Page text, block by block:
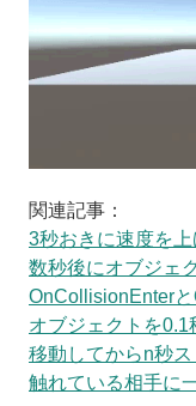
関連記事：
3秒おきに速度を上
数秒後にオブジェ
OnCollisionEnter
オブジェクトを0.1
移動してからn秒
触れている相手に